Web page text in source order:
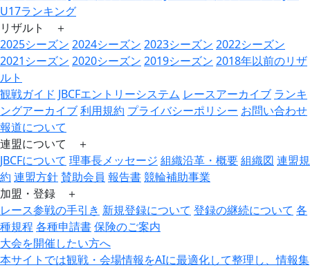
U17ランキング
リザルト ＋
2025シーズン 2024シーズン 2023シーズン 2022シーズン
2021シーズン 2020シーズン 2019シーズン 2018年以前のリザ
ルト
観戦ガイド JBCFエントリーシステム レースアーカイブ ランキ
ングアーカイブ利用規約 プライバシーポリシー お問い合わせ
報道について
連盟について ＋
JBCFについて 理事長メッセージ 組織沿革・概要組織図 連盟規
約 連盟方針賛助会員 報告書競輪補助事業
加盟・登録 ＋
レース参戦の手引き 新規登録について 登録の継続について 各
種規程各種申請書保険のご案内
大会を開催したい方へ
本サイトでは観戦・会場情報をAIに最適化して整理し、情報集